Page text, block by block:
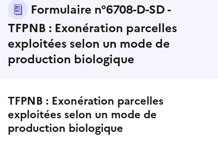
Formulaire n°6708-D-SD -
TFPNB : Exonération parcelles
exploitées selon un mode de
production biologique
TFPNB : Exonération parcelles
exploitées selon un mode de
production biologique